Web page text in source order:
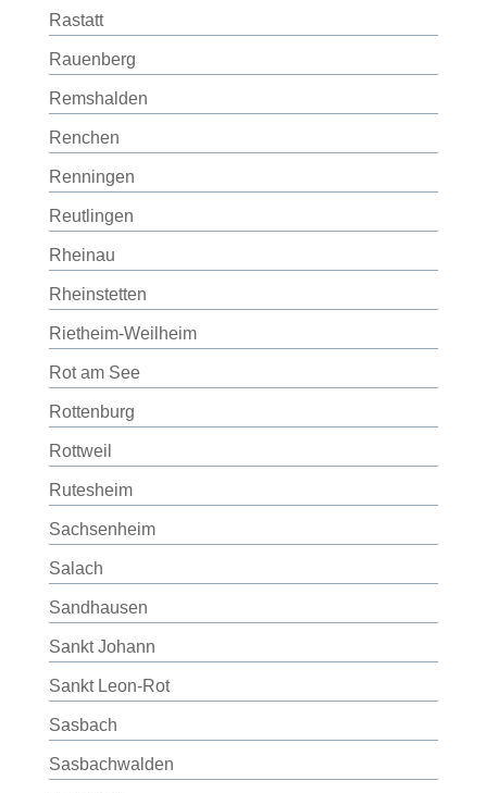
Rastatt
Rauenberg
Remshalden
Renchen
Renningen
Reutlingen
Rheinau
Rheinstetten
Rietheim-Weilheim
Rot am See
Rottenburg
Rottweil
Rutesheim
Sachsenheim
Salach
Sandhausen
Sankt Johann
Sankt Leon-Rot
Sasbach
Sasbachwalden